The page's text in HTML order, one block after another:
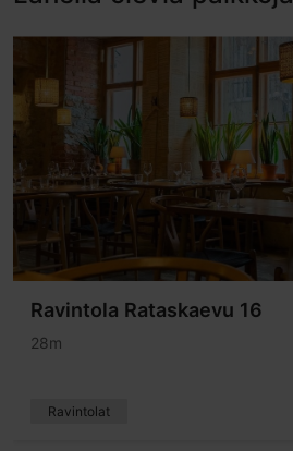
Ravintola Rataskaevu 16
28m
Ravintolat